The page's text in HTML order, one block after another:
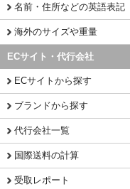
名前・住所などの英語表記
海外のサイズや重量
ECサイト・代行会社
ECサイトから探す
ブランドから探す
代行会社一覧
国際送料の計算
受取レポート